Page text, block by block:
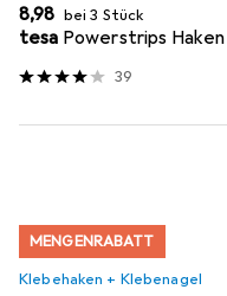
EUR
8,98 bei 3 Stück
tesa Powerstrips
39
MENGENRABATT
Klebehaken + Klebenagel